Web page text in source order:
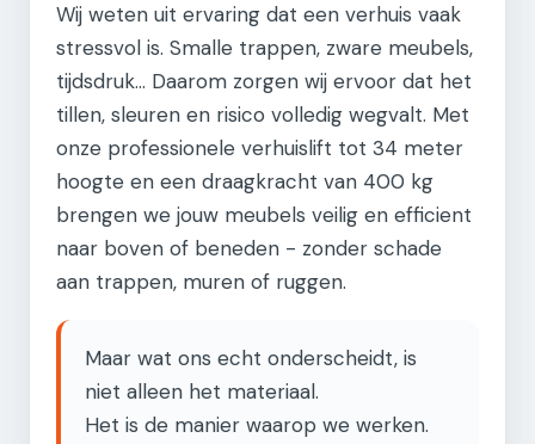
Wij weten uit ervaring dat een verhuis vaak
stressvol is. Smalle trappen, zware meubels,
tijdsdruk... Daarom zorgen wij ervoor dat het
tillen, sleuren en risico volledig wegvalt. Met
onze professionele verhuislift tot 34 meter
hoogte en een draagkracht van 400 kg
brengen we jouw meubels veilig en efficient
naar boven of beneden - zonder schade
aan trappen, muren of ruggen.
Maar wat ons echt onderscheidt, is
niet alleen het materiaal.
Het is de manier waarop we werken.